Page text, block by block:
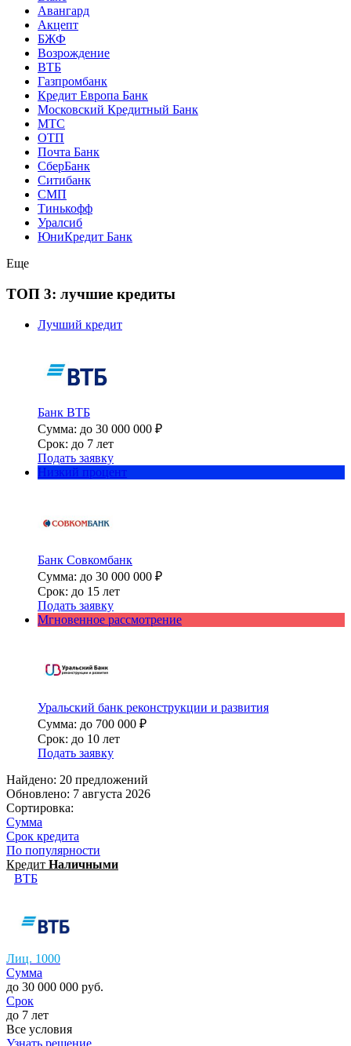
Авангард
Акцепт
БЖФ
Возрождение
ВТБ
Газпромбанк
Кредит Европа Банк
Московский Кредитный Банк
МТС
ОТП
Почта Банк
СберБанк
Ситибанк
СМП
Тинькофф
Уралсиб
ЮниКредит Банк
Еще
ТОП 3: лучшие кредиты
Лучший кредит
Банк ВТБ
Сумма: до 30 000 000 ₽
Срок: до 7 лет
Подать заявку
Низкий процент
Банк Совкомбанк
Сумма: до 30 000 000 ₽
Срок: до 15 лет
Подать заявку
Мгновенное рассмотрение
Уральский банк реконструкции и развития
Сумма: до 700 000 ₽
Срок: до 10 лет
Подать заявку
Найдено: 20 предложений
Обновлено: 7 августа 2026
Сортировка:
Сумма
Срок кредита
По популярности
Кредит Наличными
ВТБ
Лиц. 1000
Сумма
до 30 000 000 руб.
Срок
до 7 лет
Все условия
Узнать решение